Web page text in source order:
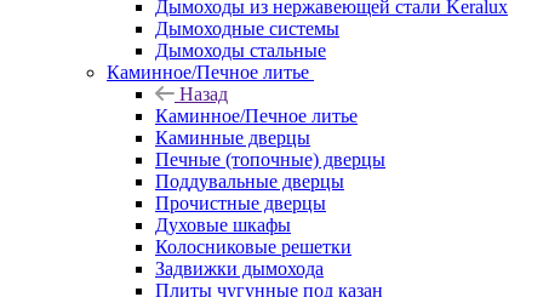
Дымоходы из нержавеющей стали Keralux
Дымоходные системы
Дымоходы стальные
Каминное/Печное литье
Назад
Каминное/Печное литье
Каминные дверцы
Печные (топочные) дверцы
Поддувальные дверцы
Прочистные дверцы
Духовые шкафы
Колосниковые решетки
Задвижки дымохода
Плиты чугунные под казан